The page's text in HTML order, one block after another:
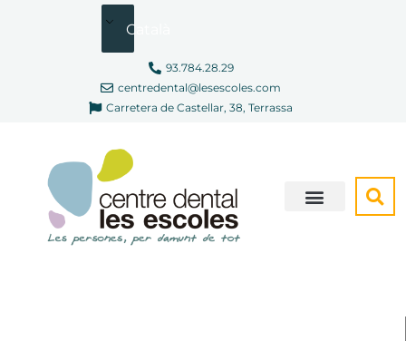
Català
93.784.28.29
centredental@lesescoles.com
Carretera de Castellar, 38, Terrassa